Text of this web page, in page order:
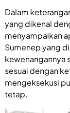
Dalam
yang dikenal
menyampaikan
Sumenep yang
kewenangannya
sesuai dengan
mengeksekusi
tetap.